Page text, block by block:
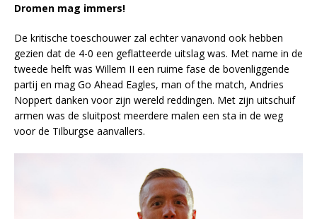
Dromen mag immers!
De kritische toeschouwer zal echter vanavond ook hebben
gezien dat de 4-0 een geflatteerde uitslag was. Met name in de
tweede helft was Willem II een ruime fase de bovenliggende
partij en mag Go Ahead Eagles, man of the match, Andries
Noppert danken voor zijn wereld reddingen. Met zijn uitschuif
armen was de sluitpost meerdere malen een sta in de weg
voor de Tilburgse aanvallers.